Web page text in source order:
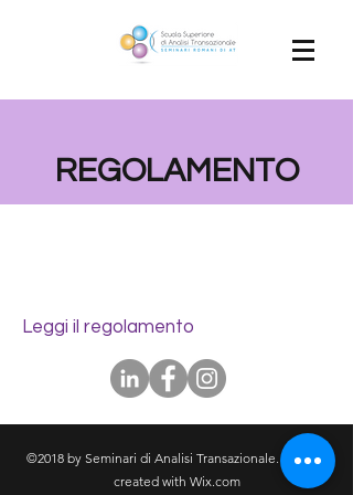
REGOLAMENTO
Leggi il regolamento
©2018 by Seminari di Analisi Transazionale. Proudly
created with Wix.com